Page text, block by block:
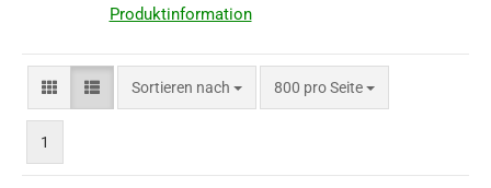
Produktinformation
Sortieren nach
Sortieren nach 800 pro Seite
pro Seite
1